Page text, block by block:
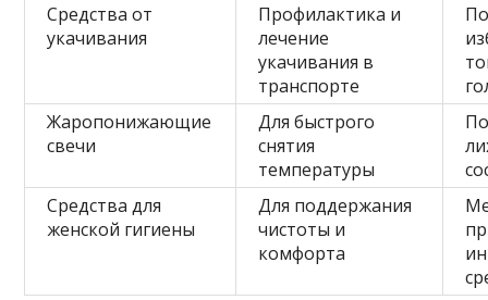
Средства от
укачивания
Профилактика и
лечение
укачивания в
транспорте
Жаропонижающие
свечи
Для быстрого
снятия
температуры
Средства для
женской гигиены
Для поддержания
чистоты и
комфорта